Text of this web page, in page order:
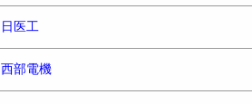
日医工
西部電機